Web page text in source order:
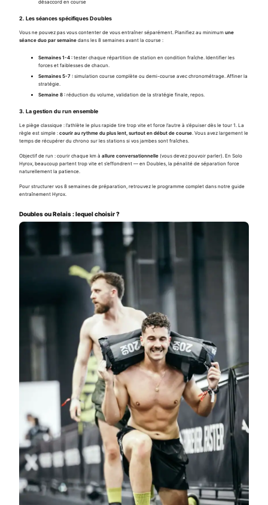
désaccord en course
2. Les séances spécifiques Doubles
Vous ne pouvez pas vous contenter de vous entraîner séparément. Planifiez au minimum une
séance duo par semaine dans les 8 semaines avant la course :
Semaines 1-4 : tester chaque répartition de station en condition fraîche. Identifier les
forces et faiblesses de chacun.
Semaines 5-7 : simulation course complète ou demi-course avec chronométrage. Affiner la
stratégie.
Semaine 8 : réduction du volume, validation de la stratégie finale, repos.
3. La gestion du run ensemble
Le piège classique : l’athlète le plus rapide tire trop vite et force l’autre à s’épuiser dès le tour 1. La
règle est simple : courir au rythme du plus lent, surtout en début de course. Vous avez largement le
temps de récupérer du chrono sur les stations si vos jambes sont fraîches.
Objectif de run : courir chaque km à allure conversationnelle (vous devez pouvoir parler). En Solo
Hyrox, beaucoup partent trop vite et s’effondrent — en Doubles, la pénalité de séparation force
naturellement la patience.
Pour structurer vos 8 semaines de préparation, retrouvez le programme complet dans notre guide
entraînement Hyrox.
Doubles ou Relais : lequel choisir ?